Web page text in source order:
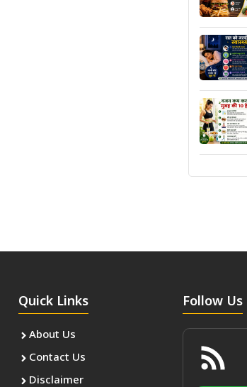
Quick Links
About Us
Contact Us
Disclaimer
Follow Us